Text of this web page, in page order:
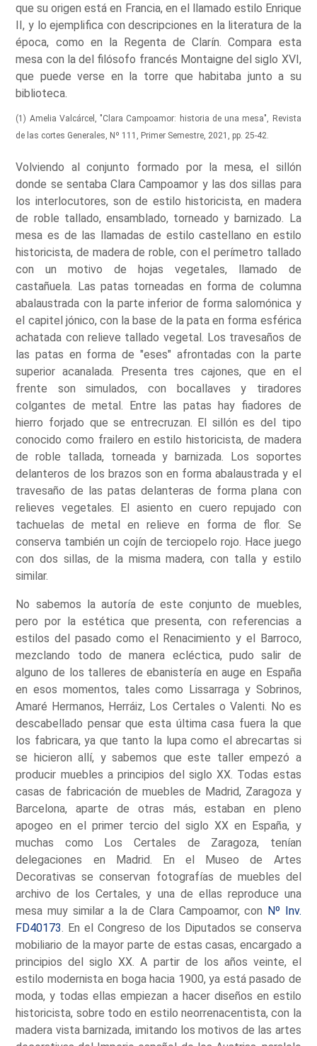
que su origen está en Francia, en el llamado estilo Enrique
II, y lo ejemplifica con descripciones en la literatura de la
época, como en la Regenta de Clarín. Compara esta
mesa con la del filósofo francés Montaigne del siglo XVI,
que puede verse en la torre que habitaba junto a su
biblioteca.
(1) Amelia Valcárcel, "Clara Campoamor: historia de una mesa", Revista
de las cortes Generales, Nº 111, Primer Semestre, 2021, pp. 25-42.
Volviendo al conjunto formado por la mesa, el sillón
donde se sentaba Clara Campoamor y las dos sillas para
los interlocutores, son de estilo historicista, en madera
de roble tallado, ensamblado, torneado y barnizado. La
mesa es de las llamadas de estilo castellano en estilo
historicista, de madera de roble, con el perímetro tallado
con un motivo de hojas vegetales, llamado de
castañuela. Las patas torneadas en forma de columna
abalaustrada con la parte inferior de forma salomónica y
el capitel jónico, con la base de la pata en forma esférica
achatada con relieve tallado vegetal. Los travesaños de
las patas en forma de "eses" afrontadas con la parte
superior acanalada. Presenta tres cajones, que en el
frente son simulados, con bocallaves y tiradores
colgantes de metal. Entre las patas hay fiadores de
hierro forjado que se entrecruzan. El sillón es del tipo
conocido como frailero en estilo historicista, de madera
de roble tallada, torneada y barnizada. Los soportes
delanteros de los brazos son en forma abalaustrada y el
travesaño de las patas delanteras de forma plana con
relieves vegetales. El asiento en cuero repujado con
tachuelas de metal en relieve en forma de flor. Se
conserva también un cojín de terciopelo rojo. Hace juego
con dos sillas, de la misma madera, con talla y estilo
similar.
No sabemos la autoría de este conjunto de muebles,
pero por la estética que presenta, con referencias a
estilos del pasado como el Renacimiento y el Barroco,
mezclando todo de manera ecléctica, pudo salir de
alguno de los talleres de ebanistería en auge en España
en esos momentos, tales como Lissarraga y Sobrinos,
Amaré Hermanos, Herráiz, Los Certales o Valenti. No es
descabellado pensar que esta última casa fuera la que
los fabricara, ya que tanto la lupa como el abrecartas si
se hicieron allí, y sabemos que este taller empezó a
producir muebles a principios del siglo XX. Todas estas
casas de fabricación de muebles de Madrid, Zaragoza y
Barcelona, aparte de otras más, estaban en pleno
apogeo en el primer tercio del siglo XX en España, y
muchas como Los Certales de Zaragoza, tenían
delegaciones en Madrid. En el Museo de Artes
Decorativas se conservan fotografías de muebles del
archivo de los Certales, y una de ellas reproduce una
mesa muy similar a la de Clara Campoamor, con Nº Inv.
FD40173
. En el Congreso de los Diputados se conserva
mobiliario de la mayor parte de estas casas, encargado a
principios del siglo XX. A partir de los años veinte, el
estilo modernista en boga hacia 1900, ya está pasado de
moda, y todas ellas empiezan a hacer diseños en estilo
historicista, sobre todo en estilo neorrenacentista, con la
madera vista barnizada, imitando los motivos de las artes